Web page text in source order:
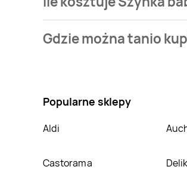
naszej bazie jest z sieciKaufland
Gdzie można tanio
Popularne sklepy
Aldi
Castorama